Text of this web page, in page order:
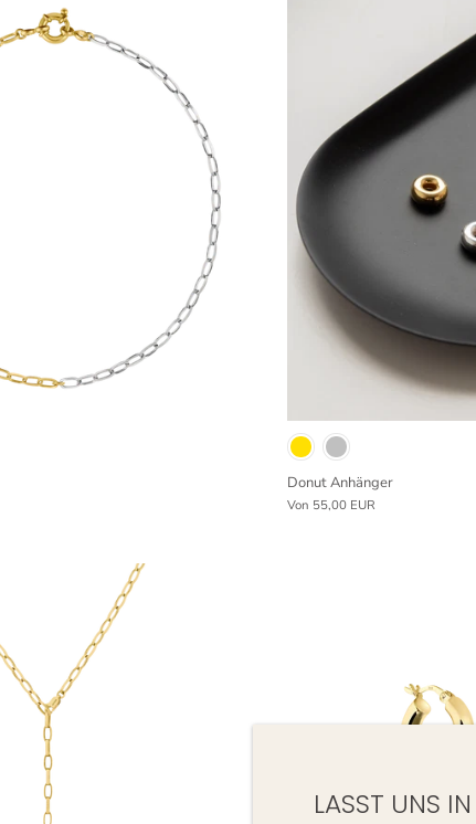
Donut Anhänger
Von 55,00 EUR
LASST UNS